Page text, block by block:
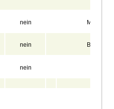
nein Migration
nein Bildung
nein